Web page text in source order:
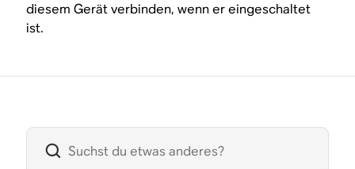
diesem Gerät verbinden, wenn er eingeschaltet
ist.